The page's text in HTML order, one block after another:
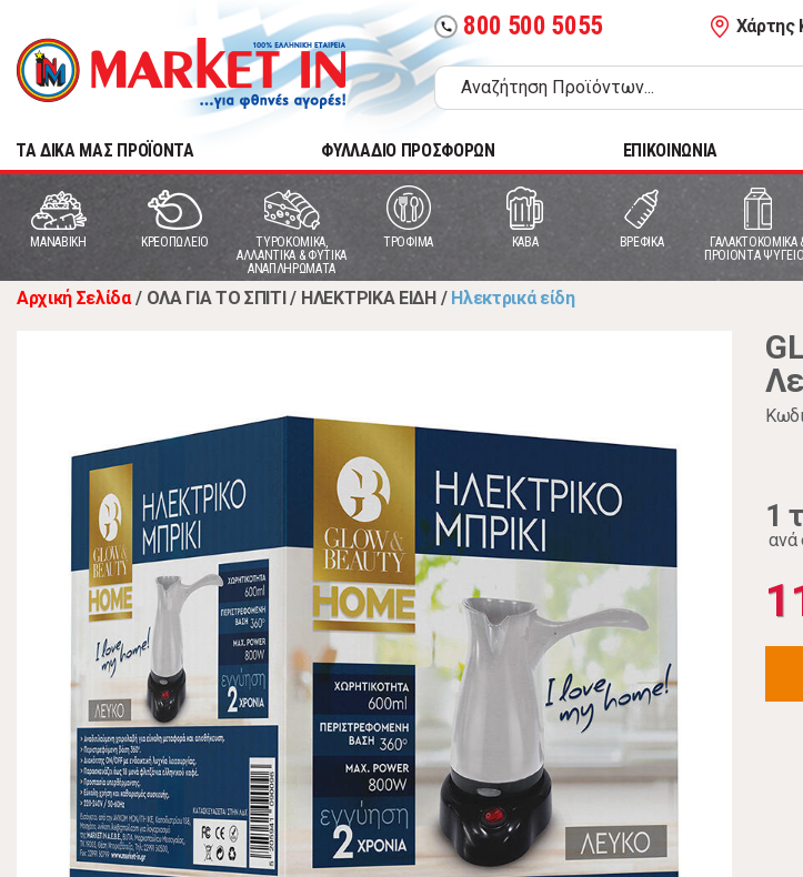
call 800 500 5055 Χάρτης
TA ΔΙΚΑ ΜΑΣ ΠΡΟΪΟΝΤΑ ΦΥΛΛΑΔΙΟ ΠΡΟΣΦΟΡΩΝ ΕΠΙΚΟΙΝΩΝΙΑ
MANABIKH ΚΡΕΟΠΩΛΕΙΟ
ΤΥΡΟΚΟΜΙΚΑ,
ΑΛΛΑΝΤΙΚΑ & ΦΥΤΙΚΑ
ΑΝΑΠΛΗΡΩΜΑΤΑ
ΤΡΟΦΙΜΑ ΚΑΒΑ ΒΡΕΦΙΚΑ
ΓΑΛΑΚΤΟΚΟΜΙΚΑ
ΠΡΟΙΟΝΤΑ
Αρχική Σελίδα / ΟΛΑ ΓΙΑ ΤΟ ΣΠΙΤΙ / ΗΛΕΚΤΡΙΚΑ ΕΙΔΗ / Ηλεκτρικά είδη
1
ανά